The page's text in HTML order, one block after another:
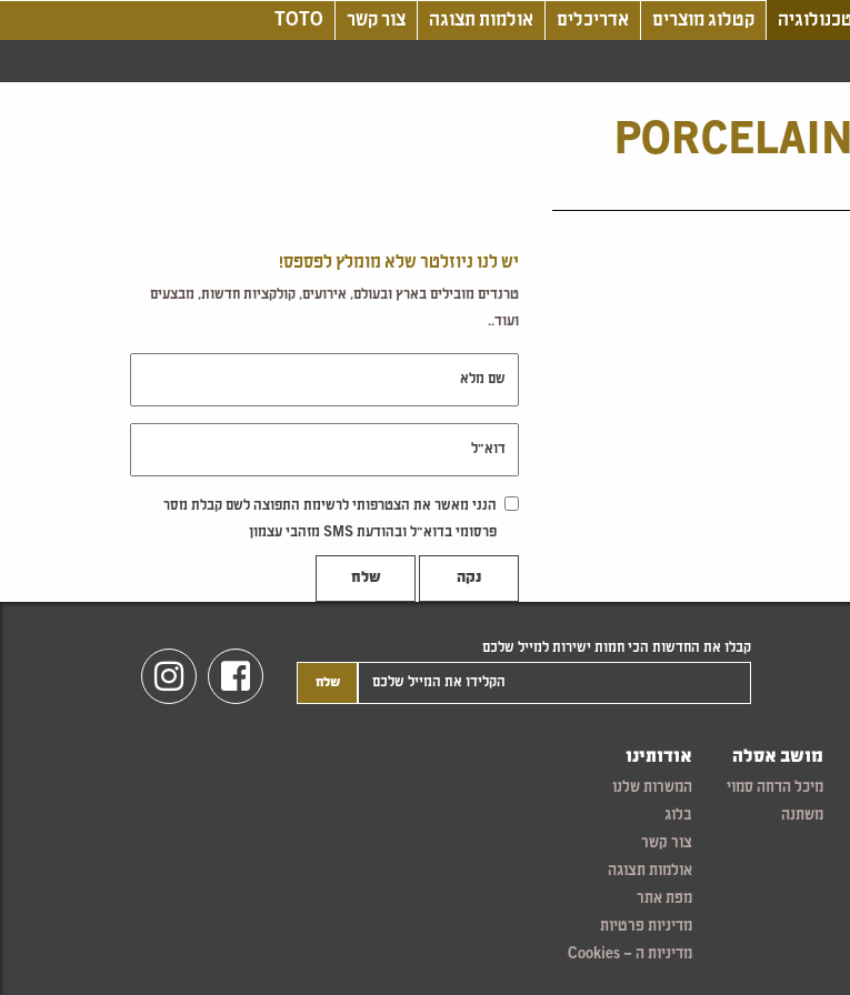
קטלוג מוצרים אדריכלים אולמות תצוגה צור קשר TOTO
יש לנו ניוזלטר שלא מומלץ לפספס!
טרנדים מובילים בארץ ובעולם, אירועים, קולקציות חדשות, מבצעים
ועוד..
הנני מאשר את הצטרפותי לרשימת התפוצה לשם קבלת מסר
פרסומי בדוא"ל ובהודעת SMS מזהבי עצמון
נקה
Facebook
Instagram
קבלו את החדשות הכי חמות ישירות למייל שלכם
מושב אסלה
מיכל הדחה סמוי
משתנה
אודותינו
המשרות שלנו
בלוג
צור קשר
אולמות תצוגה
מפת אתר
מדיניות פרטיות
מדיניות ה – Cookies